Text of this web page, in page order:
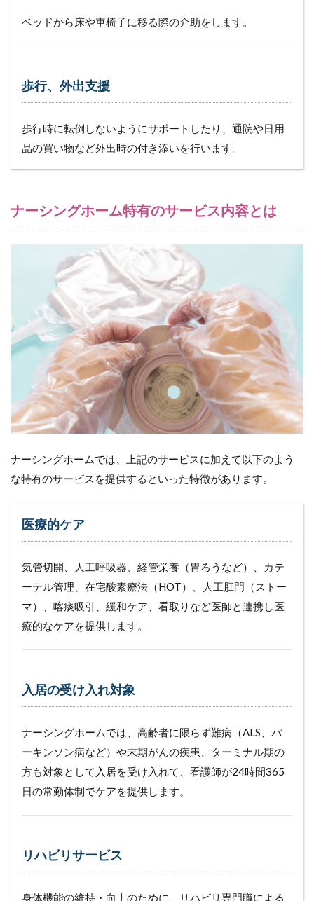
ス
4.2
ッチャ
ベータ
4.4
（４）
スプリ
4.5
（５）
救急車
が通行
可能な
接道
4.6
（６）
医療器
具や医
保管庫
4.7
停電に
備えた
自家発
電装置
4.8
（８）
機能訓
練のた
めのス
ペース
食堂の
中
古
物
件
ナ
ン
グ
ベッドから床や車椅子に移る際の介助をします。
歩行、外出支援
歩行時に転倒しないようにサポートしたり、通院や日用
品の買い物など外出時の付き添いを行います。
ナーシングホーム特有のサービス内容とは
ナーシングホームでは、上記のサービスに加えて以下のよう
な特有のサービスを提供するといった特徴があります。
医療的ケア
気管切開、人工呼吸器、経管栄養（胃ろうなど）、カテ
ーテル管理、在宅酸素療法（HOT）、人工肛門（ストー
マ）、喀痰吸引、緩和ケア、看取りなど医師と連携し医
療的なケアを提供します。
入居の受け入れ対象
ナーシングホームでは、高齢者に限らず難病（ALS、パ
ーキンソン病など）や末期がんの疾患、ターミナル期の
方も対象として入居を受け入れて、看護師が24時間365
日の常勤体制でケアを提供します。
リハビリサービス
身体機能の維持・向上のために、リハビリ専門職による